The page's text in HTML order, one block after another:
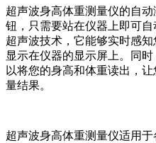
超声波身高体重测量仪的自
钮，只需要站在仪器上即可
超声波技术，它能够实时感
显示在仪器的显示屏上。同
以将您的身高和体重读出，
量结果。
超声波身高体重测量仪适用